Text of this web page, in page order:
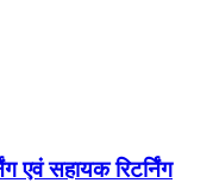
एवं सहायक रिटर्निंग